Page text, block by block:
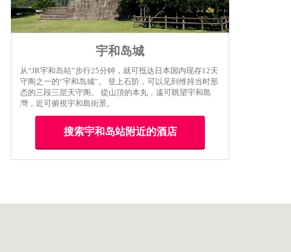
宇和岛城
从“JR宇和岛站”步行25分钟，就可抵达日本国内现存12天
守阁之一的“宇和岛城”。 登上石阶，可以见到维持当时形
态的三段三层天守阁。 從山頂的本丸，遠可眺望宇和島
灣，近可俯視宇和島街景。
搜索宇和岛站附近的酒店